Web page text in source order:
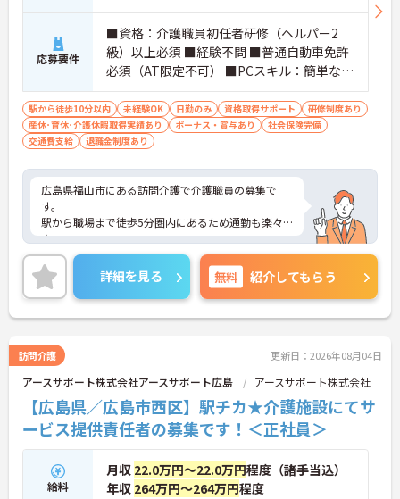
応募要件
■資格：介護職員初任者研修（ヘルパー2
級）以上必須 ■経験不問 ■普通自動車免許
必須（AT限定不可） ■PCスキル：簡単なP
Cスキル（ワード・エクセルなど）
駅から徒歩10分以内 未経験OK 日勤のみ 資格取得サポート
研修制度あり
産休･育休･介護休暇取得実績あり
ボーナス・賞与あり
社会保険完備
交通費支給
退職金制度あり
広島県福山市にある訪問介護で介護職員の募集で
す。
駅から職場まで徒歩5分圏内にあるため通勤も楽々
♪
現場経験のない方でもチャレンジできる職場で、丁
寧な研修とフォロー体制で、経験に関わらず安心し
てスタートできます。昇給、賞与があるのは嬉しい
ポイントです◎
こちらの求人にご興味がございましたら面接のポイ
ます。
詳細を見る 無料 紹介してもらう
訪問介護 更新日：2026年08月04日
アースサポート株式会社アースサポート広島 アースサポート株式会社
【広島県／広島市西区】駅チカ★介護施設にてサ
ービス提供責任者の募集です！＜正社員＞
給料
月収 22.0万円～22.0万円程度（諸手当込）
年収 264万円～264万円程度